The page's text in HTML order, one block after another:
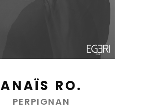
ANAÏS RO.
PERPIGNAN